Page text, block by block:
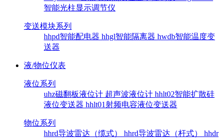
智能光柱显示调节仪
变送模块系列
hhpd智能配电器 hhgl智能隔离器 hwdb智能温度变
送器
液/物位仪表
液位系列
uhz磁翻板液位计 超声波液位计 hhlt02智能扩散硅
液位变送器 hhlt01射频电容液位变送器
物位系列
hhrd导波雷达（缆式） hhrd导波雷达（杆式） hhdr